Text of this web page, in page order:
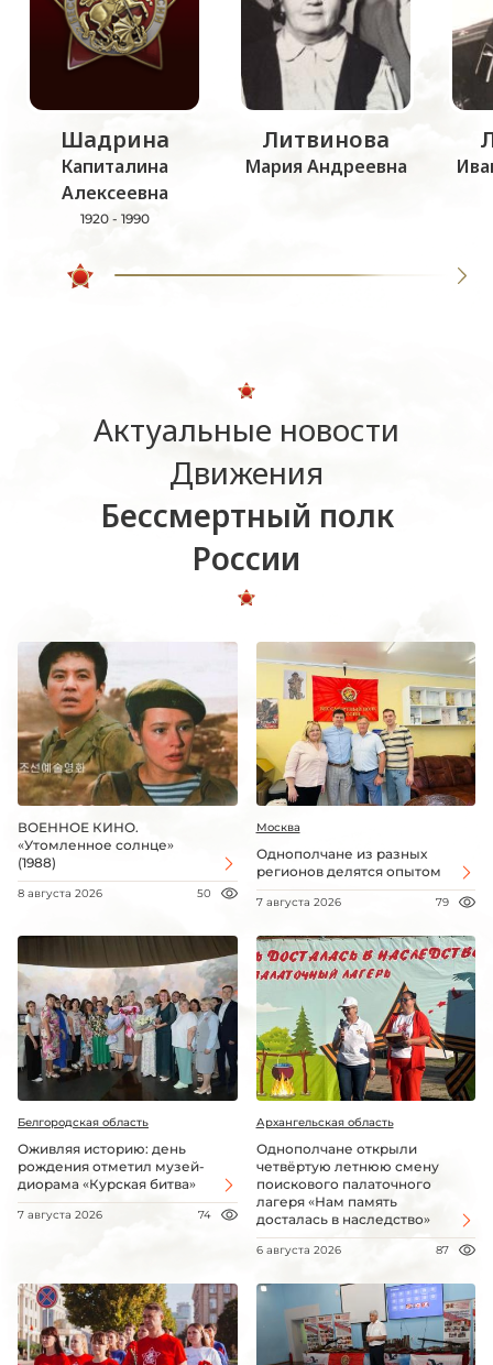
Шадрина
Капиталина
Алексеевна
1920 - 1990
Литвинова
Мария Андреевна
Актуальные новости
Движения
Бессмертный полк
России
ВОЕННОЕ КИНО.
«Утомленное солнце»
(1988)
8 августа 2026 50
Москва
Однополчане из разных
регионов делятся опытом
7 августа 2026 79
Белгородская область
Оживляя историю: день
рождения отметил музей-
диорама «Курская битва»
7 августа 2026 74
Архангельская область
Однополчане открыли
четвёртую летнюю смену
поискового палаточного
лагеря «Нам память
досталась в наследство»
6 августа 2026 87